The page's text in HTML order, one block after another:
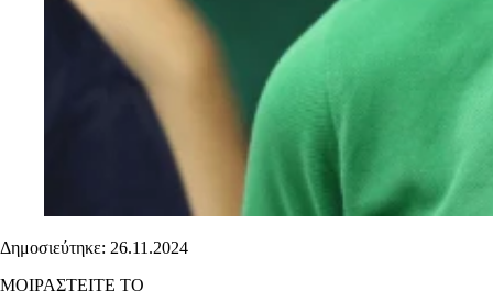
Δημοσιεύτηκε: 26.11.2024
ΜΟΙΡΑΣΤΕΙΤΕ ΤΟ